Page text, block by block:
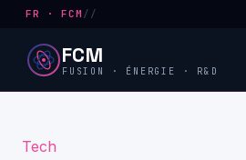
FR · FCM //
FCM
FUSION · ÉNERGIE · R&D
Tech